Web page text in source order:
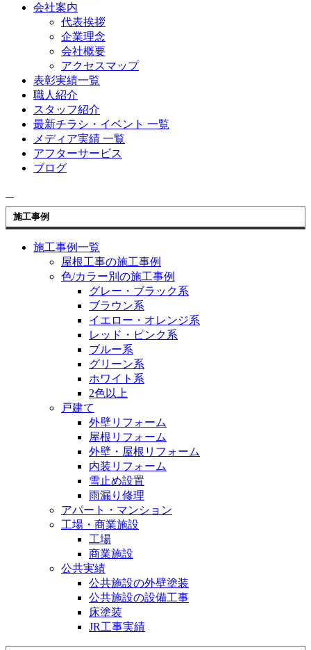
会社案内
代表挨拶
企業理念
会社概要
アクセスマップ
表彰実績一覧
職人紹介
スタッフ紹介
最新チラシ・イベント 一覧
メディア実績 一覧
アフターサービス
ブログ
施工事例
施工事例一覧
屋根工事の施工事例
色/カラー別の施工事例
グレー・ブラック系
ブラウン系
イエロー・オレンジ系
レッド・ピンク系
ブルー系
グリーン系
ホワイト系
2色以上
戸建て
外壁リフォーム
屋根リフォーム
外壁・屋根リフォーム
内装リフォーム
雪止め設置
雨漏り修理
アパート・マンション
工場・商業施設
工場
商業施設
公共実績
公共施設の外壁塗装
公共施設の設備工事
床塗装
JR工事実績